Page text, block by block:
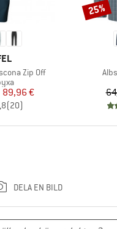
Zip Off
pris
89,96 €
(20)
Rabatt
25%
DELA EN BILD